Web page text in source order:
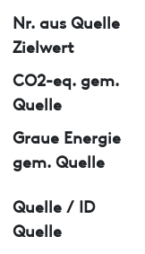
Nr. aus Quelle
Zielwert
CO2-eq. gem.
Quelle
Graue Energie
gem. Quelle
Quelle / ID
Quelle